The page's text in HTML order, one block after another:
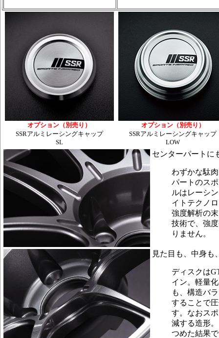
オプション（別売り）
SSRアルミレーシングキャップ
SL
オプション（別売り）
SSRアルミレーシングキャップ
LOW
センターパートに
わずかな駄
パートのス
ルはレーシ
イトテクノ
強度解析の
技術で、強
りません。
見た目も、中身も
ディスクは
イン。軽量
も、構造バ
することで
す。なおス
減する造形
つめた結果